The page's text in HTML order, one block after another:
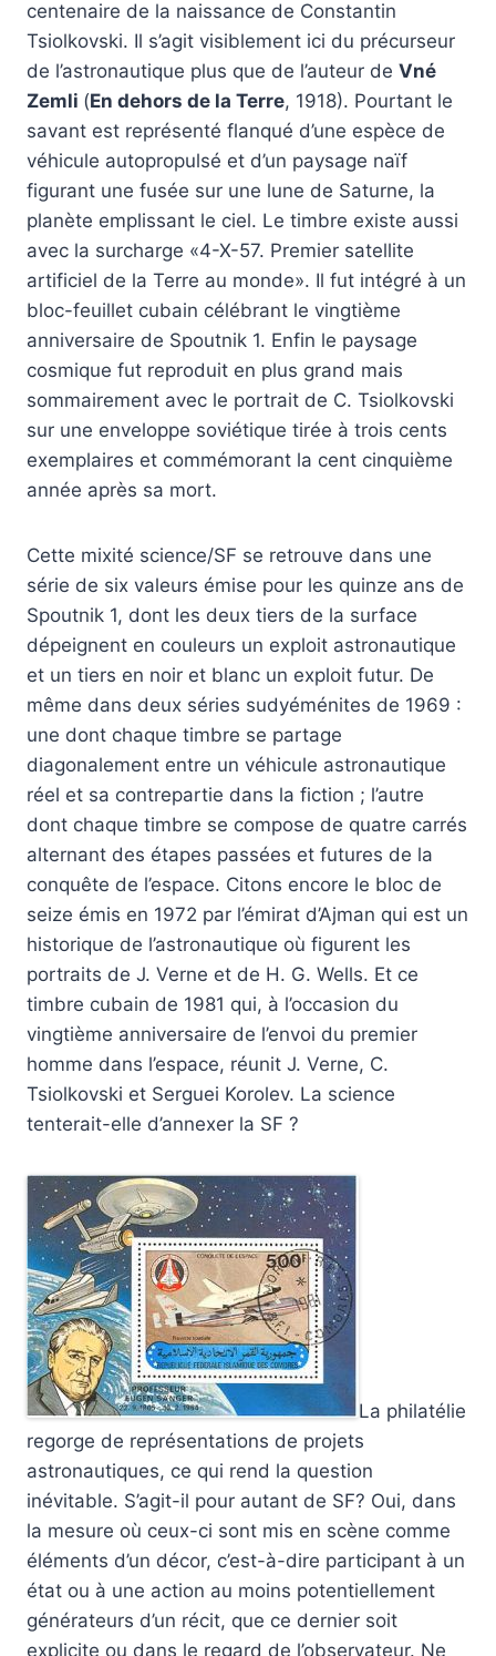
centenaire de la naissance de Constantin
Tsiolkovski. Il s’agit visiblement ici du précurseur
de l’astronautique plus que de l’auteur de Vné
Zemli (En dehors de la Terre, 1918). Pourtant le
savant est représenté flanqué d’une espèce de
véhicule autopropulsé et d’un paysage naïf
figurant une fusée sur une lune de Saturne, la
planète emplissant le ciel. Le timbre existe aussi
avec la surcharge «4-X-57. Premier satellite
artificiel de la Terre au monde». Il fut intégré à un
bloc-feuillet cubain célébrant le vingtième
anniversaire de Spoutnik 1. Enfin le paysage
cosmique fut reproduit en plus grand mais
sommairement avec le portrait de C. Tsiolkovski
sur une enveloppe soviétique tirée à trois cents
exemplaires et commémorant la cent cinquième
année après sa mort.
Cette mixité science/SF se retrouve dans une
série de six valeurs émise pour les quinze ans de
Spoutnik 1, dont les deux tiers de la surface
dépeignent en couleurs un exploit astronautique
et un tiers en noir et blanc un exploit futur. De
même dans deux séries sudyéménites de 1969 :
une dont chaque timbre se partage
diagonalement entre un véhicule astronautique
réel et sa contrepartie dans la fiction ; l’autre
dont chaque timbre se compose de quatre carrés
alternant des étapes passées et futures de la
conquête de l’espace. Citons encore le bloc de
seize émis en 1972 par l’émirat d’Ajman qui est un
historique de l’astronautique où figurent les
portraits de J. Verne et de H. G. Wells. Et ce
timbre cubain de 1981 qui, à l’occasion du
vingtième anniversaire de l’envoi du premier
homme dans l’espace, réunit J. Verne, C.
Tsiolkovski et Serguei Korolev. La science
tenterait-elle d’annexer la SF ?
La philatélie
regorge de représentations de projets
astronautiques, ce qui rend la question
inévitable. S’agit-il pour autant de SF? Oui, dans
la mesure où ceux-ci sont mis en scène comme
éléments d’un décor, c’est-à-dire participant à un
état ou à une action au moins potentiellement
générateurs d’un récit, que ce dernier soit
explicite ou dans le regard de l’observateur. Ne